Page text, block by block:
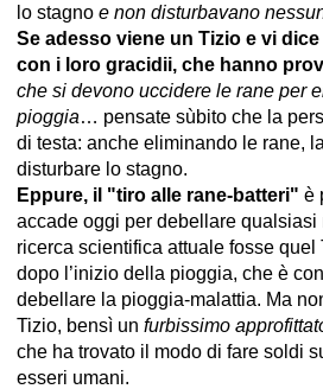
lo stagno e non disturbavano
Se adesso viene un Tizio e vi
con i loro gracidii, che hanno
che si devono uccidere le rane per
pioggia… pensate sùbito che la
di testa: anche eliminando le rane,
disturbare lo stagno.
Eppure, il "tiro alle rane-batteri" è
accade oggi per debellare qualsiasi
ricerca scientifica attuale fosse quel
dopo l’inizio della pioggia, che è
debellare la pioggia-malattia. Ma
Tizio, bensì un furbissimo
che ha trovato il modo di fare soldi
esseri umani.